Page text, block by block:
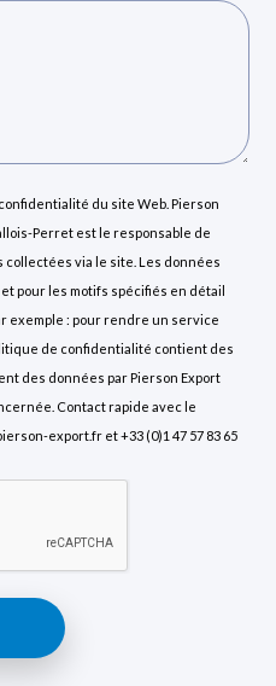
du site Web. Pierson
Perret est le responsable de
via le site. Les données
pour les motifs spécifiés en détail
exemple : pour rendre un service
de confidentialité contient des
des données par Pierson Export
Contact rapide avec le
export.fr et +33 (0)1 47 57 83 65